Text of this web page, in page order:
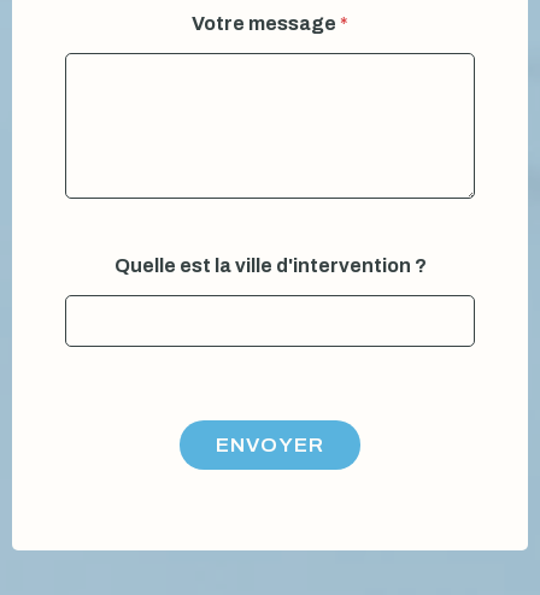
Votre message *
e
s
g
e
Quelle est la ville d'intervention ?
ENVOYER